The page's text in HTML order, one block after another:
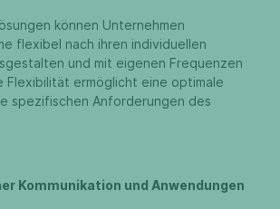
können Unternehmen
flexibel nach ihren individuellen
und mit eigenen Frequenzen
Flexibilität ermöglicht eine optimale
spezifischen Anforderungen des
Kommunikation und Anwendungen